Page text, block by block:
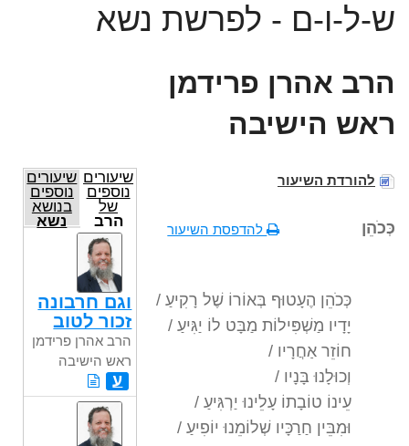
ש-ל-ו-ם - לפרשת נשא
הרב אהרן פרידמן
ראש הישיבה
להורדת השיעור
להדפסת השיעור כְּכֹהֵן
כְּכֹהֵן הֶעָטוּף בְּאוֹרוֹ שֶׁל רָקִיעַ /
יָדָיו מַשְׁפִּילוֹת מַבָּט לוֹ יַגִּיעַ /
חוֹזֵר אַחֲרָיו /
וְכוּלָנוּ בָּנָיו /
עֵינוֹ טוֹבָתוֹ עָלֵינוּ יַרְגִּיעַ /
וּמִבֵּין חַרַכָּיו שְׁלוֹמֵנוּ יוֹפִיעַ /
שיעורים
נוספים
של
הרב
אהרן
פרידמן
ראש
הישיבה
שיעורים
נוספים
בנושא
נשא
וגם חרבונה
זכור לטוב
הרב אהרן פרידמן
ראש הישיבה
ע